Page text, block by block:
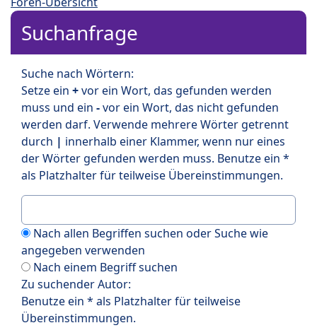
Suchanfrage
Suche nach Wörtern:
Setze ein +vor ein Wort, das gefunden werden
muss und ein -vor ein Wort, das nicht gefunden
werden darf. Verwende mehrere Wörter getrennt
durch | innerhalb einer Klammer, wenn nur eines
der Wörter gefunden werden muss. Benutze ein *
als Platzhalter für teilweise Übereinstimmungen.
Nach allen Begriffen suchen oder Suche wie
angegeben verwenden
Nach einem Begriff suchen
Zu suchender Autor:
Benutze ein * als Platzhalter für teilweise
Übereinstimmungen.